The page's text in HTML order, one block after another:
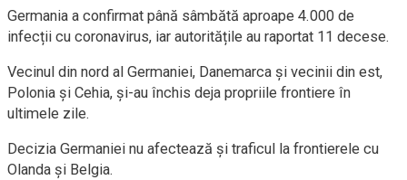
Germania a confirmat până sâmbătă aproape 4.000 de
infecții cu coronavirus, iar autoritățile au raportat 11 decese.
Vecinul din nord al Germaniei, Danemarca și vecinii din est,
Polonia și Cehia, și-au închis deja propriile frontiere în
ultimele zile.
Decizia Germaniei nu afectează și traficul la frontierele cu
Olanda și Belgia.